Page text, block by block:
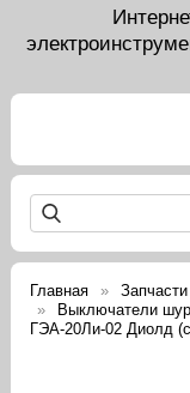
Главная
Выключатели
ГЭА-20Ли-02 Диолд